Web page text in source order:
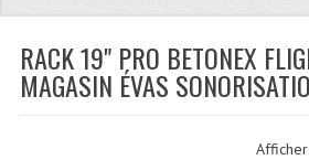
Location De
Le Matériel
RACK 19" PRO BETONEX
MAGASIN ÉVAS